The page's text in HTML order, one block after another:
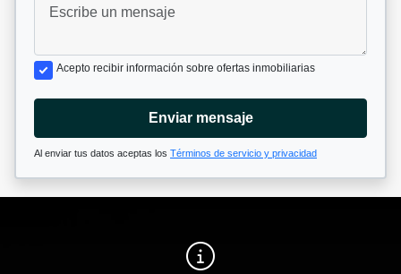
Acepto recibir información sobre ofertas inmobiliarias
Enviar mensaje
Al enviar tus datos aceptas los Términos de servicio y privacidad